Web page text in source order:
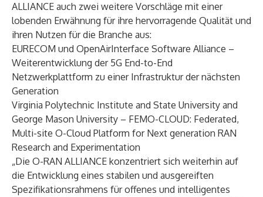
ALLIANCE auch zwei weitere Vorschläge mit einer
lobenden Erwähnung für ihre hervorragende Qualität und
ihren Nutzen für die Branche aus:
EURECOM und OpenAirInterface Software Alliance –
Weiterentwicklung der 5G End-to-End
Netzwerkplattform zu einer Infrastruktur der nächsten
Generation
Virginia Polytechnic Institute and State University and
George Mason University – FEMO-CLOUD: Federated,
Multi-site O-Cloud Platform for Next generation RAN
Research and Experimentation
„Die O-RAN ALLIANCE konzentriert sich weiterhin auf
die Entwicklung eines stabilen und ausgereiften
Spezifikationsrahmens für offenes und intelligentes